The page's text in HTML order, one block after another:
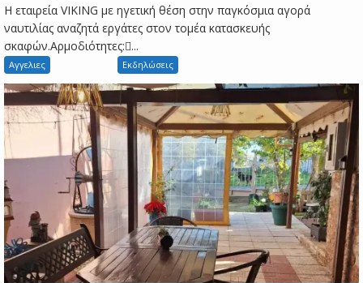
Η εταιρεία VIKING με ηγετική θέση στην παγκόσμια αγορά
ναυτιλίας αναζητά εργάτες στον τομέα κατασκευής
σκαφών.Αρμοδιότητες:...
Αγγελιες Εκδηλώσεις